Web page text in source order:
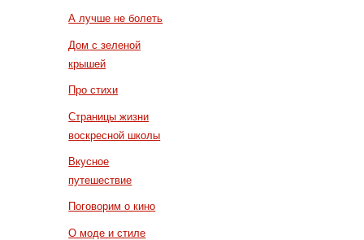
А лучше не болеть
Дом с зеленой
крышей
Про стихи
Страницы жизни
воскресной школы
Вкусное
путешествие
Поговорим о кино
О моде и стиле